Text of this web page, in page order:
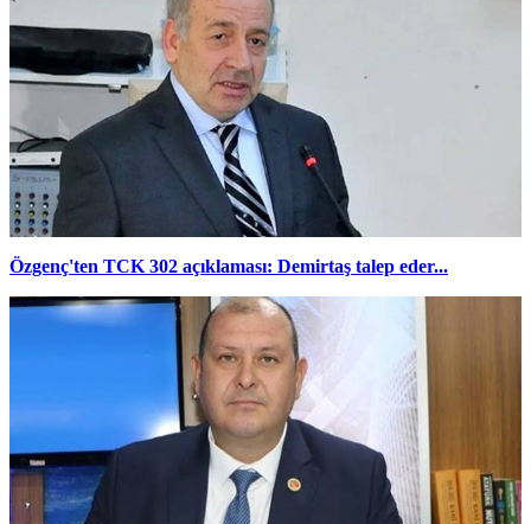
Özgenç'ten TCK 302 açıklaması: Demirtaş talep eder...